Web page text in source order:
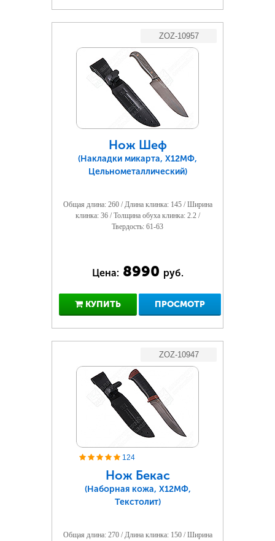
ZOZ-10957
Нож Шеф
(Накладки микарта, Х12МФ,
Цельнометаллический)
Общая длина: 260 / Длина клинка: 145 / Ширина
клинка: 36 / Толщина обуха клинка: 2.2 /
Твердость: 61-63
Цена: 8990 руб.
КУПИТЬ ПРОСМОТР
ZOZ-10947
124
Нож Бекас
(Наборная кожа, Х12МФ,
Текстолит)
Общая длина: 270 / Длина клинка: 150 / Ширина